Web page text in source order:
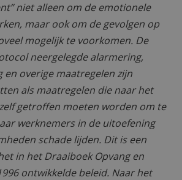
niet alleen om de emotionele
maar ook om de gevolgen op
mogelijk te voorkomen. De
neergelegde alarmering,
en overige maatregelen zijn
als maatregelen die naar het
getroffen moeten worden om te
werknemers in de uitoefening
schade lijden. Dit is een
in het Draaiboek Opvang en
ontwikkelde beleid. Naar het